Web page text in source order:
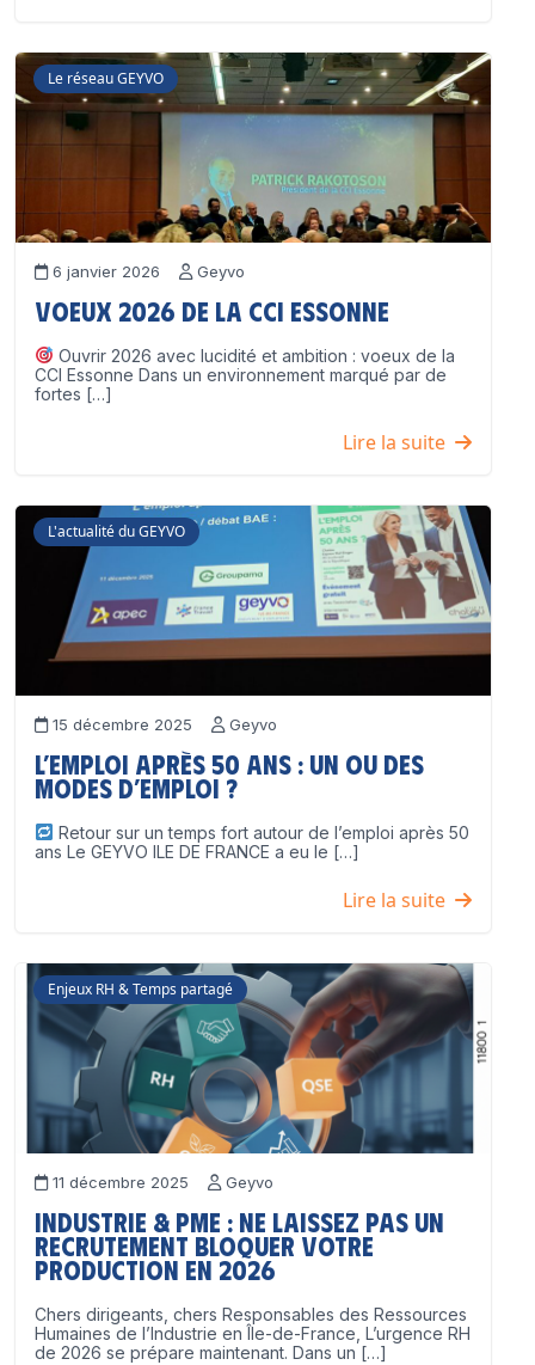
Le réseau GEYVO
6 janvier 2026 Geyvo
Voeux 2026 de la CCI Essonne
Ouvrir 2026 avec lucidité et ambition : voeux de la
CCI Essonne Dans un environnement marqué par de
fortes […]
Lire la suite
L'actualité du GEYVO
15 décembre 2025 Geyvo
L’emploi après 50 ans : un ou des
modes d’emploi ?
Retour sur un temps fort autour de l’emploi après 50
ans Le GEYVO ILE DE FRANCE a eu le […]
Lire la suite
Enjeux RH & Temps partagé
11 décembre 2025 Geyvo
Industrie & PME : ne laissez pas un
recrutement bloquer votre
production en 2026
Chers dirigeants, chers Responsables des Ressources
Humaines de l’Industrie en Île-de-France, L’urgence RH
de 2026 se prépare maintenant. Dans un […]